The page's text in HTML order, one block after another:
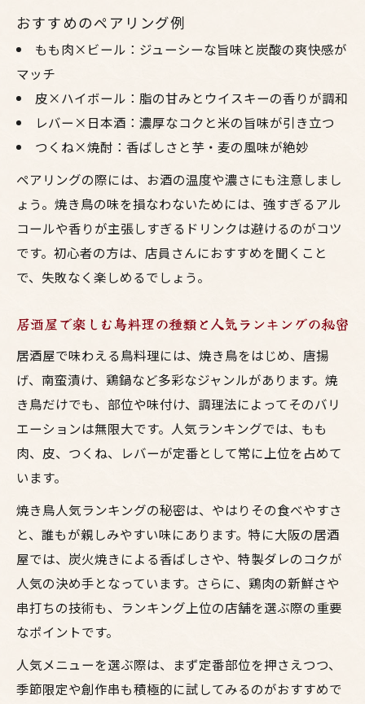
おすすめのペアリング例
もも肉×ビール：ジューシーな旨味と炭酸の爽快感が
マッチ
皮×ハイボール：脂の甘みとウイスキーの香りが調和
レバー×日本酒：濃厚なコクと米の旨味が引き立つ
つくね×焼酎：香ばしさと芋・麦の風味が絶妙
ペアリングの際には、お酒の温度や濃さにも注意しまし
ょう。焼き鳥の味を損なわないためには、強すぎるアル
コールや香りが主張しすぎるドリンクは避けるのがコツ
です。初心者の方は、店員さんにおすすめを聞くこと
で、失敗なく楽しめるでしょう。
居酒屋で楽しむ鳥料理の種類と人気ランキングの秘密
居酒屋で味わえる鳥料理には、焼き鳥をはじめ、唐揚
げ、南蛮漬け、鶏鍋など多彩なジャンルがあります。焼
き鳥だけでも、部位や味付け、調理法によってそのバリ
エーションは無限大です。人気ランキングでは、もも
肉、皮、つくね、レバーが定番として常に上位を占めて
います。
焼き鳥人気ランキングの秘密は、やはりその食べやすさ
と、誰もが親しみやすい味にあります。特に大阪の居酒
屋では、炭火焼きによる香ばしさや、特製ダレのコクが
人気の決め手となっています。さらに、鶏肉の新鮮さや
串打ちの技術も、ランキング上位の店舗を選ぶ際の重要
なポイントです。
人気メニューを選ぶ際は、まず定番部位を押さえつつ、
季節限定や創作串も積極的に試してみるのがおすすめで